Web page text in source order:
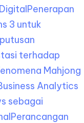
Penerapan
3 untuk
terhadap
Mahjong
Analytics
sebagai
Perancangan